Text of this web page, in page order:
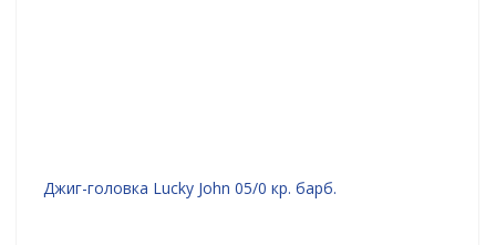
Джиг-головка Lucky John 05/0 кр. барб.